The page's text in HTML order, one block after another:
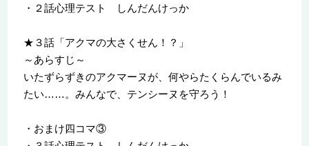
・２話心理テスト しんだんけっか
★３話「アクマの大さくせん！？」
～あらすじ～
いたずらずきのアクマーヌが、何やらたくらんでいるみ
たい……。みんなで、テンシーヌを守ろう！
・おまけ四コマ③